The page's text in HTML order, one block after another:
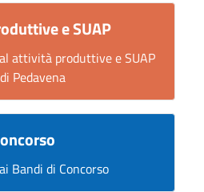
e SUAP
attività produttive e SUAP
Pedavena
Bandi di Concorso